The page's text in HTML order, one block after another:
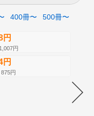
400冊〜 500冊〜
円
円
円
円